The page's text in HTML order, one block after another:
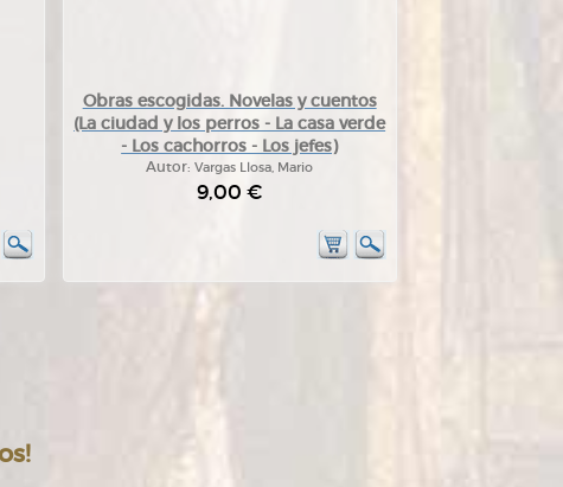
Obras escogidas. Novelas y cuentos
(La ciudad y los perros - La casa verde
- Los cachorros - Los jefes)
Autor:Vargas Llosa, Mario
9,00 €